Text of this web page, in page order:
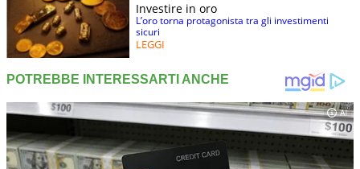
Investire in oro
L’oro torna protagonista tra gli investimenti
sicuri
LEGGI